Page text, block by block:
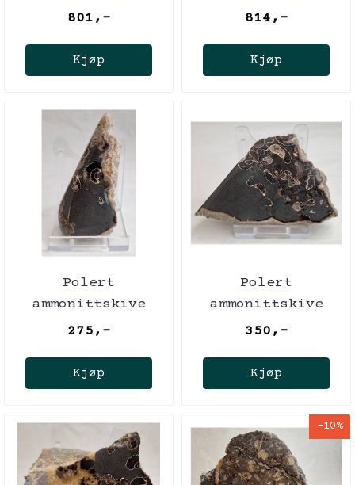
Madagaskar
801,-
Kjøp
Madagaskar
814,-
Kjøp
Polert
ammonittskive
(Promicroceras
275,-
Kjøp
Polert
ammonittskive
(Promicroceras
350,-
Kjøp
-10%